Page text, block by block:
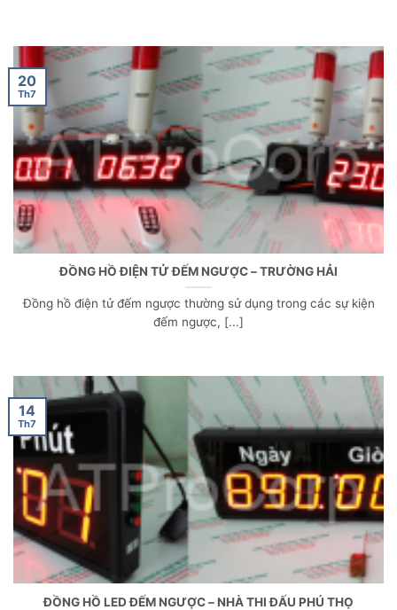
ĐỒNG HỒ ĐIỆN TỬ ĐẾM NGƯỢC – TRƯỜNG HẢI
Đồng hồ điện tử đếm ngược thường sử dụng trong các sự kiện
đếm ngược, [...]
20
Th7
ĐỒNG HỒ LED ĐẾM NGƯỢC – NHÀ THI ĐẤU PHÚ THỌ
14
Th7